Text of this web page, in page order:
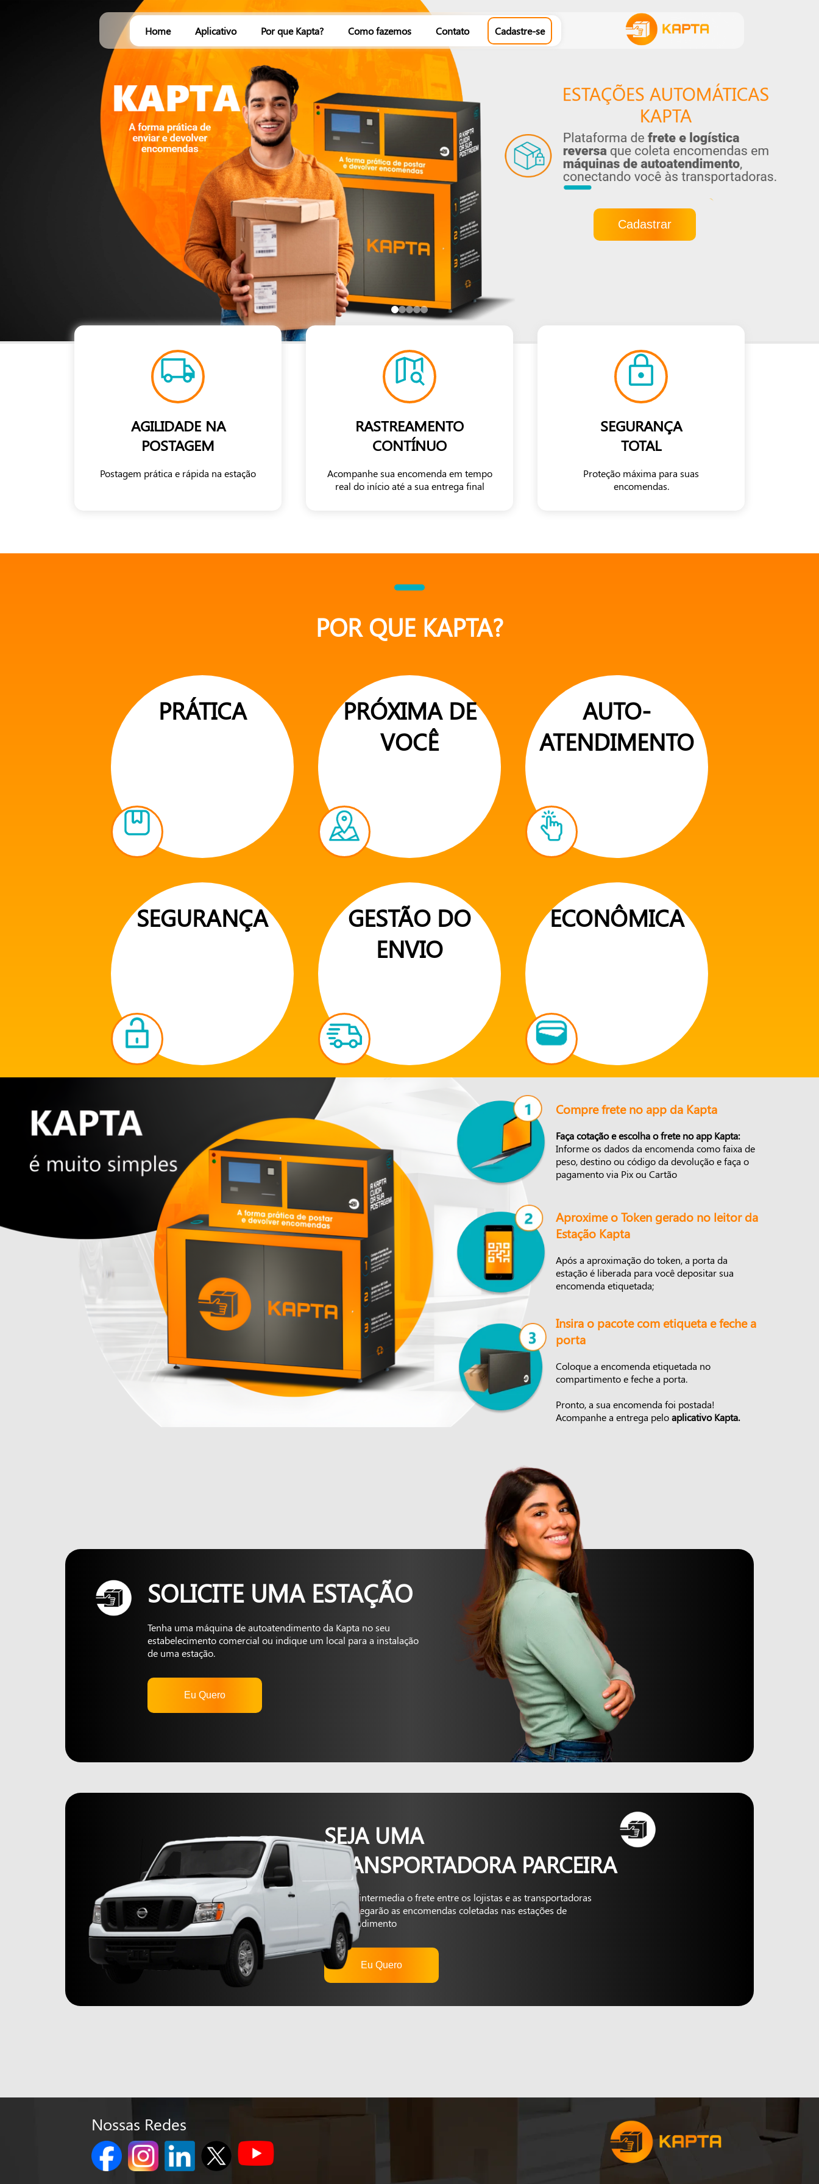
Home Aplicativo Por que Kapta? Como fazemos Contato Cadastre-se
Cadastrar
AGILIDADE NA
POSTAGEM
Postagem prática e rápida na estação
RASTREAMENTO
CONTÍNUO
Acompanhe sua encomenda em tempo
real do início até a sua entrega final
SEGURANÇA
TOTAL
Proteção máxima para suas
encomendas.
POR QUE KAPTA?
PRÁTICA
PRÓXIMA DE
VOCÊ
AUTO-
ATENDIMENTO
SEGURANÇA
GESTÃO DO
ENVIO
ECONÔMICA
Compre frete no app da Kapta
Faça cotação e escolha o frete no app Kapta:
Informe os dados da encomenda como faixa de
peso, destino ou código da devolução e faça o
pagamento via Pix ou Cartão
Aproxime o Token gerado no leitor da
Estação Kapta
Após a aproximação do token, a porta da
estação é liberada para você depositar sua
encomenda etiquetada;
Insira o pacote com etiqueta e feche a
porta
Coloque a encomenda etiquetada no
compartimento e feche a porta.
Pronto, a sua encomenda foi postada!
Acompanhe a entrega peloaplicativo Kapta.
SOLICITE UMA ESTAÇÃO
Tenha uma máquina de autoatendimento da Kapta no seu
estabelecimento comercial ou indique um local para a instalação
de uma estação.
Eu Quero
SEJA UMA
TRANSPORTADORA PARCEIRA
A Kapta intermedia o frete entre os lojistas e as transportadoras
que entregarão as encomendas coletadas nas estações de
autoatendimento
Eu Quero
Nossas Redes